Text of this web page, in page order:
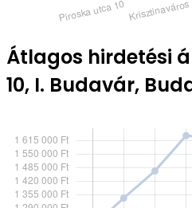
Átlagos hirdetési
10, I. Budavár,